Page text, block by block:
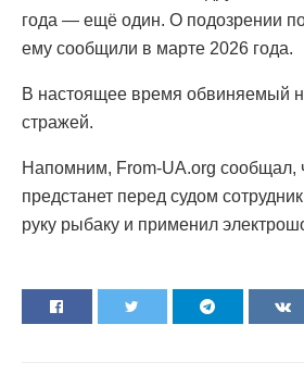
года — ещё один. О подозрении
ему сообщили в марте 2026 года.
В настоящее время обвиняемый
стражей.
Напомним, From-UA.org сообщал,
предстанет перед судом
руку рыбаку и применил